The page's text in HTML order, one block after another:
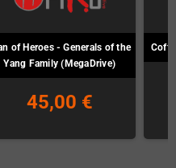
of Heroes - Generals of the
Yang Family (MegaDrive)
45,00 €